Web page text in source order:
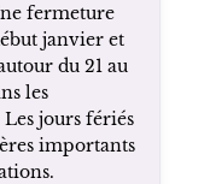
fermeture
janvier et
du 21 au
les
jours fériés
importants